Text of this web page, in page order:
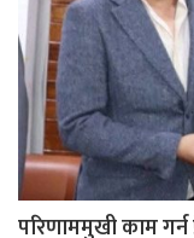
परिणाममुखी काम गर्न